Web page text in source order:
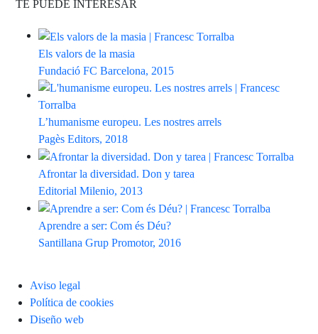
TE PUEDE INTERESAR
Els valors de la masia
Fundació FC Barcelona, 2015
L’humanisme europeu. Les nostres arrels
Pagès Editors, 2018
Afrontar la diversidad. Don y tarea
Editorial Milenio, 2013
Aprendre a ser: Com és Déu?
Santillana Grup Promotor, 2016
Aviso legal
Política de cookies
Diseño web